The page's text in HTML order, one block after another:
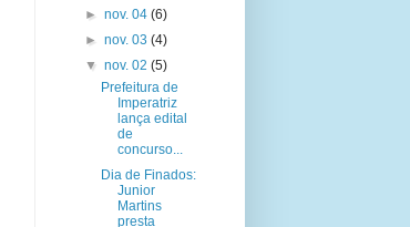
► nov. 04 (6)
► nov. 03 (4)
▼ nov. 02 (5)
Prefeitura de
Imperatriz
lança edital
de
concurso...
Dia de Finados:
Junior
Martins
presta